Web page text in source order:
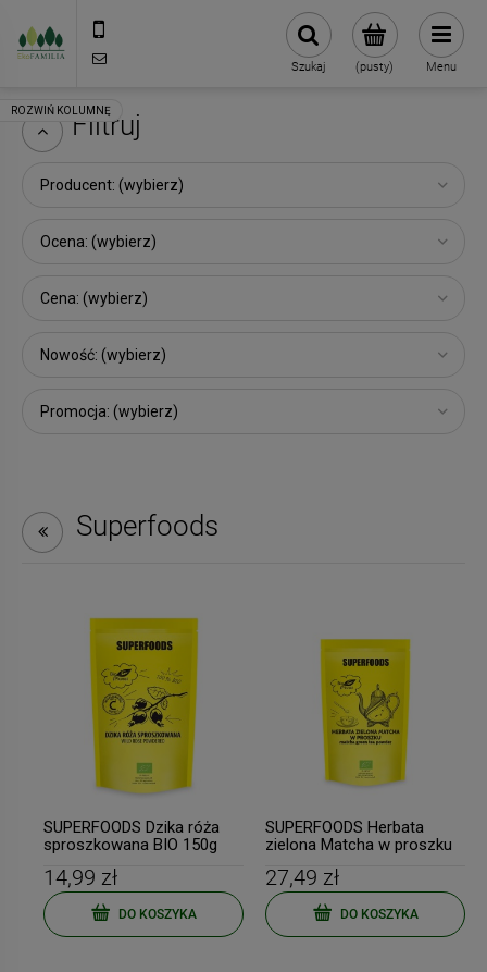
(pusty)
Szukaj Menu
Filtruj
Producent: (wybierz)
Ocena: (wybierz)
Cena: (wybierz)
Nowość: (wybierz)
Promocja: (wybierz)
Superfoods
SUPERFOODS Dzika róża
sproszkowana BIO 150g
14,99 zł
DO KOSZYKA
SUPERFOODS Herbata
zielona Matcha w proszku
27,49 zł
DO KOSZYKA